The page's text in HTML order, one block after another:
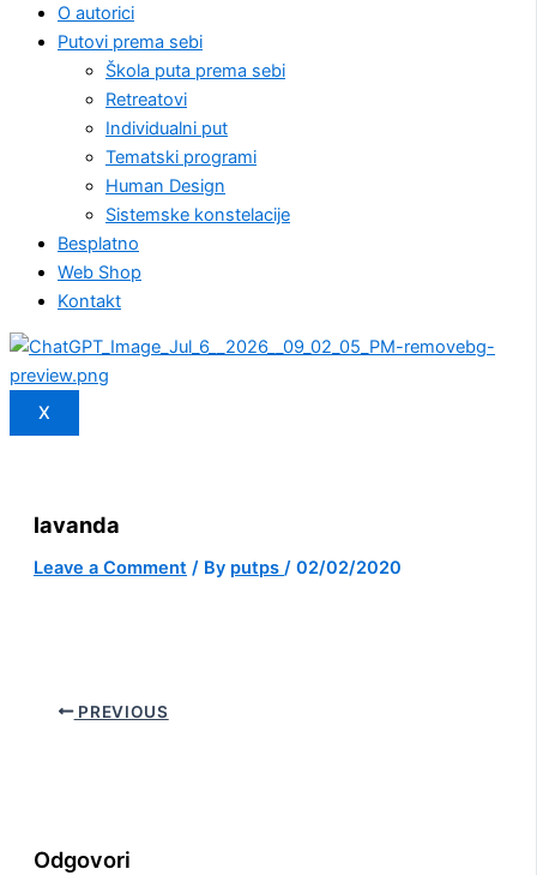
O autorici
Putovi prema sebi
Škola puta prema sebi
Retreatovi
Individualni put
Tematski programi
Human Design
Sistemske konstelacije
Besplatno
Web Shop
Kontakt
X
lavanda
Leave a Comment / By putps / 02/02/2020
PREVIOUS
Odgovori